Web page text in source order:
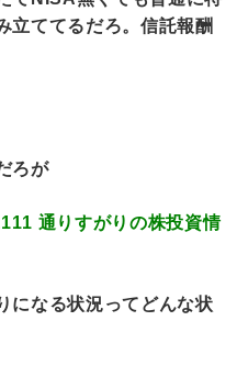
立ててるだろ。信託報酬
ろが
通りすがりの株投資情
になる状況ってどんな状